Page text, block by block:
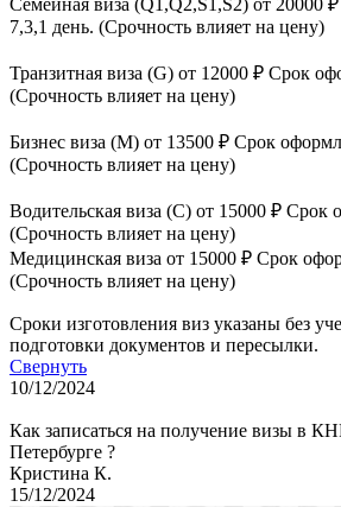
Семейная виза (Q1,Q2,S1,S2) от 20000
7,3,1 день. (Срочность влияет на цену)
Транзитная виза (G) от 12000 ₽ Срок
(Срочность влияет на цену)
Бизнес виза (М) от 13500 ₽ Срок
(Срочность влияет на цену)
Водительская виза (С) от 15000 ₽ Срок
(Срочность влияет на цену)
Медицинская виза от 15000 ₽ Срок
(Срочность влияет на цену)
Сроки изготовления виз указаны без
подготовки документов и пересылки.
Свернуть
10/12/2024
Как записаться на получение визы в
Петербурге ?
Кристина К.
15/12/2024